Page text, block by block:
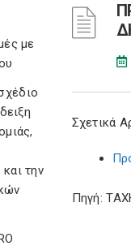
με
την
Σχετικά
Πηγή: